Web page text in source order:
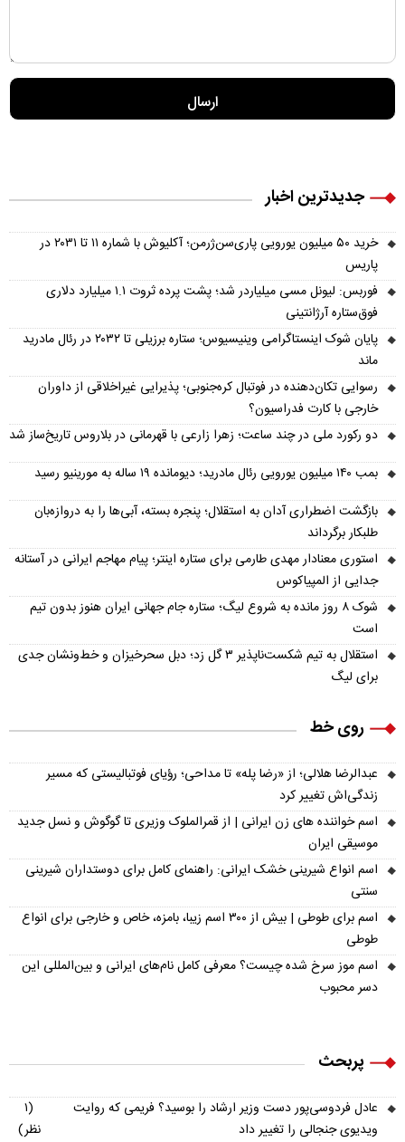
جدیدترین اخبار
خرید ۵۰ میلیون یورویی پاری‌سن‌ژرمن؛ آکلیوش با شماره ۱۱ تا ۲۰۳۱ در
پاریس
فوربس: لیونل مسی میلیاردر شد؛ پشت پرده ثروت ۱.۱ میلیارد دلاری
فوق‌ستاره آرژانتینی
پایان شوک اینستاگرامی وینیسیوس؛ ستاره برزیلی تا ۲۰۳۲ در رئال مادرید
ماند
رسوایی تکان‌دهنده در فوتبال کره‌جنوبی؛ پذیرایی غیراخلاقی از داوران
خارجی با کارت فدراسیون؟
دو رکورد ملی در چند ساعت؛ زهرا زارعی با قهرمانی در بلاروس تاریخ‌ساز شد
بمب ۱۴۰ میلیون یورویی رئال مادرید؛ دیومانده ۱۹ ساله به مورینیو رسید
بازگشت اضطراری آدان به استقلال؛ پنجره بسته، آبی‌ها را به دروازه‌بان
طلبکار برگرداند
استوری معنادار مهدی طارمی برای ستاره اینتر؛ پیام مهاجم ایرانی در آستانه
جدایی از المپیاکوس
شوک ۸ روز مانده به شروع لیگ؛ ستاره جام جهانی ایران هنوز بدون تیم
است
استقلال به تیم شکست‌ناپذیر ۳ گل زد؛ دبل سحرخیزان و خط‌ونشان جدی
برای لیگ
روی خط
عبدالرضا هلالی؛ از «رضا پله» تا مداحی؛ رؤیای فوتبالیستی که مسیر
زندگی‌اش تغییر کرد
اسم خواننده های زن ایرانی | از قمرالملوک وزیری تا گوگوش و نسل جدید
موسیقی ایران
اسم انواع شیرینی خشک ایرانی: راهنمای کامل برای دوستداران شیرینی
سنتی
اسم برای طوطی | بیش از ۳۰۰ اسم زیبا، بامزه، خاص و خارجی برای انواع
طوطی
اسم موز سرخ شده چیست؟ معرفی کامل نام‌های ایرانی و بین‌المللی این
دسر محبوب
پربحث
عادل فردوسی‌پور دست وزیر ارشاد را بوسید؟ فریمی که روایت
ویدیوی جنجالی را تغییر داد
(۱
نظر)